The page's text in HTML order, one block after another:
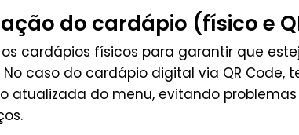
do cardápio (físico e
cardápios físicos para garantir que
caso do cardápio digital via QR Code,
atualizada do menu, evitando